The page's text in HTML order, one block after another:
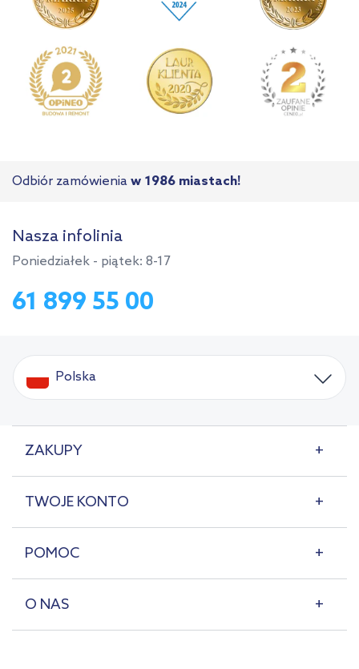
Odbiór zamówienia w 1986 miastach!
Nasza infolinia
Poniedziałek - piątek: 8-17
61 899 55 00
Polska
ZAKUPY
TWOJE KONTO
POMOC
O NAS